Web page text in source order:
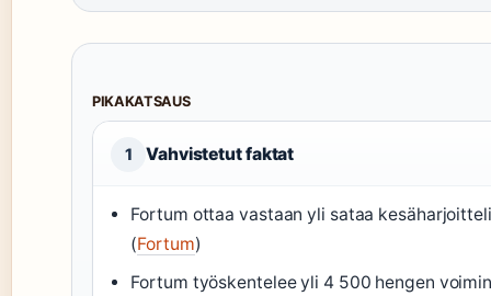
PIKAKATSAUS
1 Vahvistetut faktat
Fortum ottaa vastaan yli sataa
(Fortum)
Fortum työskentelee yli 4 500 hengen